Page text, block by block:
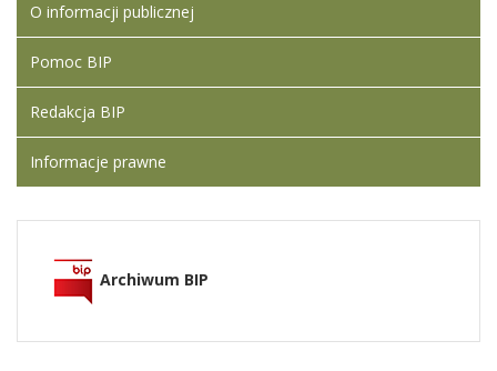
O informacji publicznej
Pomoc BIP
Redakcja BIP
Informacje prawne
Archiwum BIP